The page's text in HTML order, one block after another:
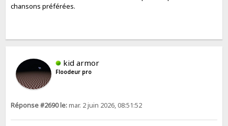
chansons préférées.
kid armor
Floodeur pro
Réponse #2690 le:mar. 2 juin 2026, 08:51:52